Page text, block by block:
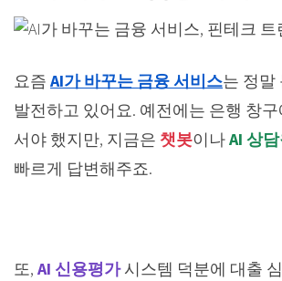
요즘 AI가 바꾸는 금융 서비스는 정말
발전하고 있어요. 예전에는 은행 창
서야 했지만, 지금은 챗봇이나AI 상
빠르게 답변해주죠.
또, AI 신용평가시스템 덕분에 대출